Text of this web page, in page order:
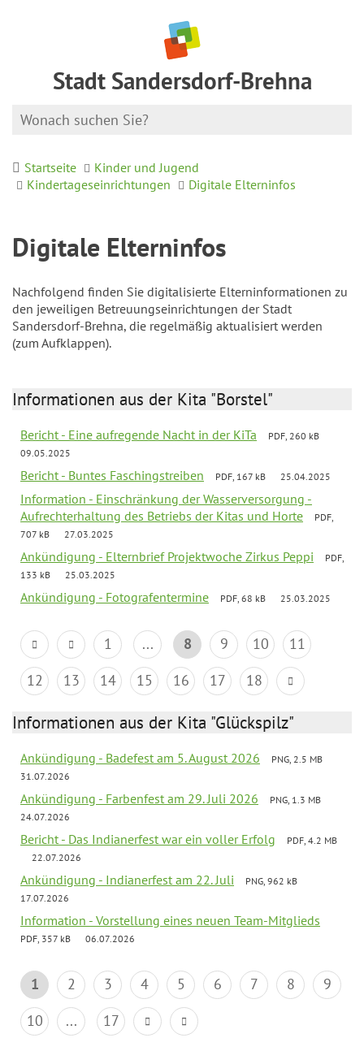
Stadt Sandersdorf-Brehna
Startseite
Kinder und Jugend
Kindertageseinrichtungen
Digitale Elterninfos
Digitale Elterninfos
Nachfolgend finden Sie digitalisierte Elterninformationen zu
den jeweiligen Betreuungseinrichtungen der Stadt
Sandersdorf-Brehna, die regelmäßig aktualisiert werden
(zum Aufklappen).
Informationen aus der Kita "Borstel"
Bericht - Eine aufregende Nacht in der KiTa
PDF, 260 kB
09.05.2025
Bericht - Buntes Faschingstreiben PDF, 167 kB 25.04.2025
Information - Einschränkung der Wasserversorgung -
Aufrechterhaltung des Betriebs der Kitas und Horte
PDF,
707 kB
27.03.2025
Ankündigung - Elternbrief Projektwoche Zirkus Peppi
PDF,
133 kB
25.03.2025
Ankündigung - Fotografentermine PDF, 68 kB 25.03.2025
1 ... 8 9 10
11
12
13 14 15 16 17 18
Informationen aus der Kita "Glückspilz"
Ankündigung - Badefest am 5. August 2026
PNG, 2.5 MB
31.07.2026
Ankündigung - Farbenfest am 29. Juli 2026
PNG, 1.3 MB
24.07.2026
Bericht - Das Indianerfest war ein voller Erfolg
PDF, 4.2 MB
22.07.2026
Ankündigung - Indianerfest am 22. Juli
PNG, 962 kB
17.07.2026
Information - Vorstellung eines neuen Team-Mitglieds
PDF, 357 kB 06.07.2026
1 2 3 4 5 6 7 8
9
10
... 17